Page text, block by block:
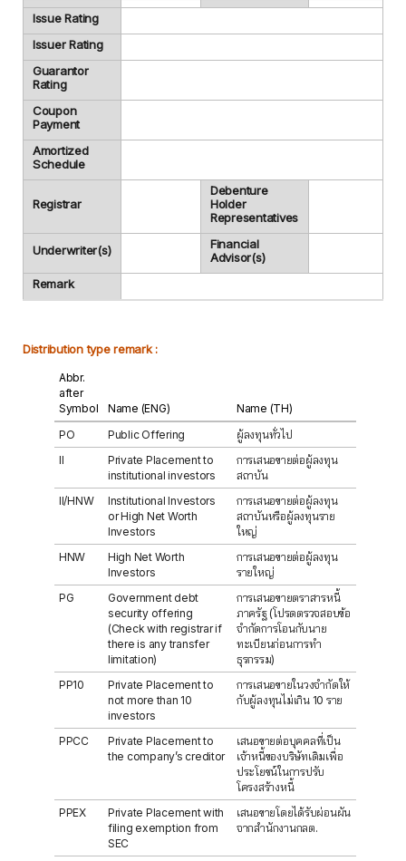
Issue Rating
Issuer Rating
Guarantor
Rating
Coupon
Payment
Amortized
Schedule
Registrar
Debenture
Holder
Representatives
Underwriter(s)
Financial
Advisor(s)
Remark
Distribution type remark :
Abbr.
after
Symbol
Name (ENG)
Name (TH)
PO
Public Offering
ผู้ลงทุนทั่วไป
II
Private Placement to
institutional investors
การเสนอขายต่อผู้ลงทุน
สถาบัน
II/HNW
Institutional Investors
or High Net Worth
Investors
การเสนอขายต่อผู้ลงทุน
สถาบันหรือผู้ลงทุนราย
ใหญ่
HNW
High Net Worth
Investors
การเสนอขายต่อผู้ลงทุน
รายใหญ่
PG
Government debt
security offering
(Check with registrar if
there is any transfer
limitation)
การเสนอขายตราสารหนี้
ภาครัฐ (โปรดตรวจสอบข้อ
จำกัดการโอนกับนาย
ทะเบียนก่อนการทำ
ธุรกรรม)
PP10
Private Placement to
not more than 10
investors
การเสนอขายในวงจำกัดให้
กับผู้ลงทุนไม่เกิน 10 ราย
PPCC
Private Placement to
the company’s creditor
เสนอขายต่อบุคคลที่เป็น
เจ้าหนี้ของบริษัทเดิมเพื่อ
ประโยชน์ในการปรับ
โครงสร้างหนี้
PPEX
Private Placement with
filing exemption from
SEC
เสนอขายโดยได้รับผ่อนผัน
จากสำนักงานกลต.